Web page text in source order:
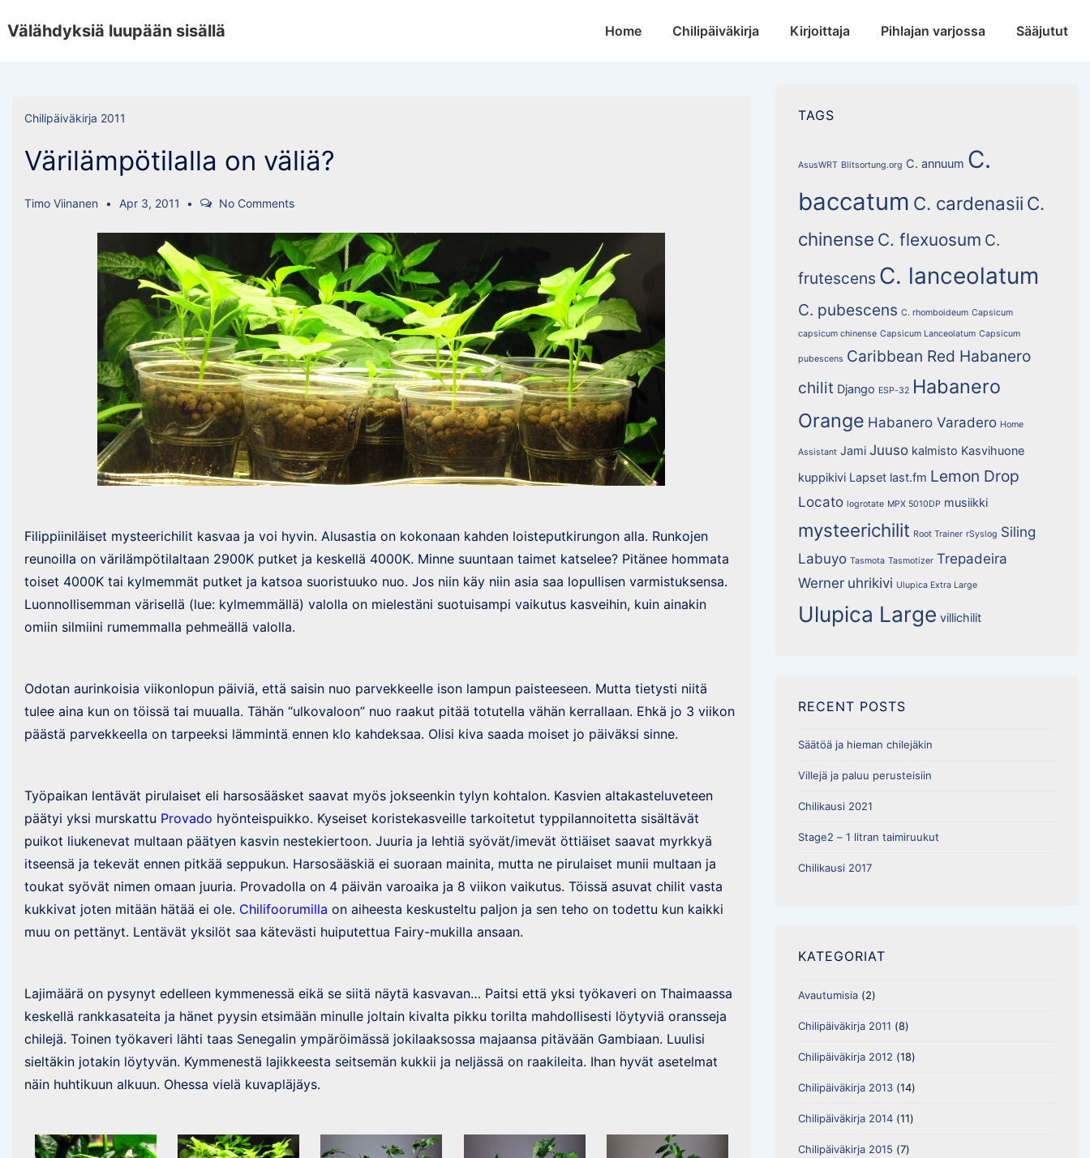
Skip
Välähdyksiä luupään sisällä
MainHome Chilipäiväkirja Kirjoittaja Pihlajan varjossa Sääjutut
Chilipäiväkirja 2011
Värilämpötilalla on väliä?
Timo Viinanen Apr 3, 2011 No Comments
Filippiiniläiset mysteerichilit kasvaa ja voi hyvin. Alusastia on kokonaan kahden loisteputkirungon alla. Runkojen
reunoilla on värilämpötilaltaan 2900K putket ja keskellä 4000K. Minne suuntaan taimet katselee? Pitänee hommata
toiset 4000K tai kylmemmät putket ja katsoa suoristuuko nuo. Jos niin käy niin asia saa lopullisen varmistuksensa.
Luonnollisemman värisellä (lue: kylmemmällä) valolla on mielestäni suotuisampi vaikutus kasveihin, kuin ainakin
omiin silmiini rumemmalla pehmeällä valolla.
Odotan aurinkoisia viikonlopun päiviä, että saisin nuo parvekkeelle ison lampun paisteeseen. Mutta tietysti niitä
tulee aina kun on töissä tai muualla. Tähän “ulkovaloon” nuo raakut pitää totutella vähän kerrallaan. Ehkä jo 3 viikon
päästä parvekkeella on tarpeeksi lämmintä ennen klo kahdeksaa. Olisi kiva saada moiset jo päiväksi sinne.
Työpaikan lentävät pirulaiset eli harsosääsket saavat myös jokseenkin tylyn kohtalon. Kasvien altakasteluveteen
päätyi yksi murskattu Provado hyönteispuikko. Kyseiset koristekasveille tarkoitetut typpilannoitetta sisältävät
puikot liukenevat multaan päätyen kasvin nestekiertoon. Juuria ja lehtiä syövät/imevät öttiäiset saavat myrkkyä
itseensä ja tekevät ennen pitkää seppukun. Harsosääskiä ei suoraan mainita, mutta ne pirulaiset munii multaan ja
toukat syövät nimen omaan juuria. Provadolla on 4 päivän varoaika ja 8 viikon vaikutus. Töissä asuvat chilit vasta
kukkivat joten mitään hätää ei ole. Chilifoorumilla on aiheesta keskusteltu paljon ja sen teho on todettu kun kaikki
muu on pettänyt. Lentävät yksilöt saa kätevästi huiputettua Fairy-mukilla ansaan.
Lajimäärä on pysynyt edelleen kymmenessä eikä se siitä näytä kasvavan… Paitsi että yksi työkaveri on Thaimaassa
keskellä rankkasateita ja hänet pyysin etsimään minulle joltain kivalta pikku torilta mahdollisesti löytyviä oransseja
chilejä. Toinen työkaveri lähti taas Senegalin ympäröimässä jokilaaksossa majaansa pitävään Gambiaan. Luulisi
sieltäkin jotakin löytyvän. Kymmenestä lajikkeesta seitsemän kukkii ja neljässä on raakileita. Ihan hyvät asetelmat
näin huhtikuun alkuun. Ohessa vielä kuvapläjäys.
TAGS
AsusWRT Blitsortung.org C. annuum C.
baccatum C. cardenasii C.
chinense C. flexuosum C.
frutescens C. lanceolatum
C. pubescens C. rhomboideum Capsicum
capsicum chinense Capsicum Lanceolatum Capsicum
pubescens Caribbean Red Habanero
chilit Django ESP-32 Habanero
Orange Habanero Varadero Home
Assistant Jami Juuso kalmisto Kasvihuone
kuppikivi Lapset last.fm Lemon Drop
Locato logrotate MPX 5010DP musiikki
mysteerichilit Root Trainer rSyslog Siling
Labuyo Tasmota Tasmotizer Trepadeira
Werner uhrikivi Ulupica Extra Large
Ulupica Large villichilit
RECENT POSTS
Säätöä ja hieman chilejäkin
Villejä ja paluu perusteisiin
Chilikausi 2021
Stage2 – 1 litran taimiruukut
Chilikausi 2017
KATEGORIAT
Avautumisia(2)
Chilipäiväkirja 2011 (8)
Chilipäiväkirja 2012 (18)
Chilipäiväkirja 2013(14)
Chilipäiväkirja 2014(11)
Chilipäiväkirja 2015 (7)